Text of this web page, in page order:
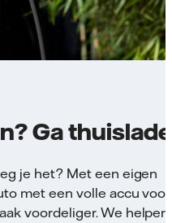
Ga
je het? Met een eigen
met een volle accu
voordeliger. We